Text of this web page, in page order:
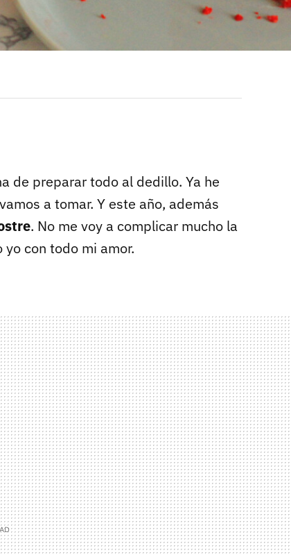
de preparar todo al dedillo. Ya he
a tomar. Y este año, además
. No me voy a complicar mucho la
con todo mi amor.